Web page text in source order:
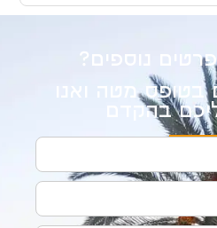
נוספים?
בטופס מטה ואנו
בהקדם